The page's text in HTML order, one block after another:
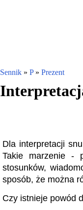
Sennik » P» Prezent
Dla interpretacji
Takie marzenie -
stosunków,
sposób, że można
Czy istnieje powód